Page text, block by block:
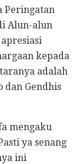
Peringatan
Alun-alun
kepada
adalah
dan Gendhis
mengaku
ya senang
ini